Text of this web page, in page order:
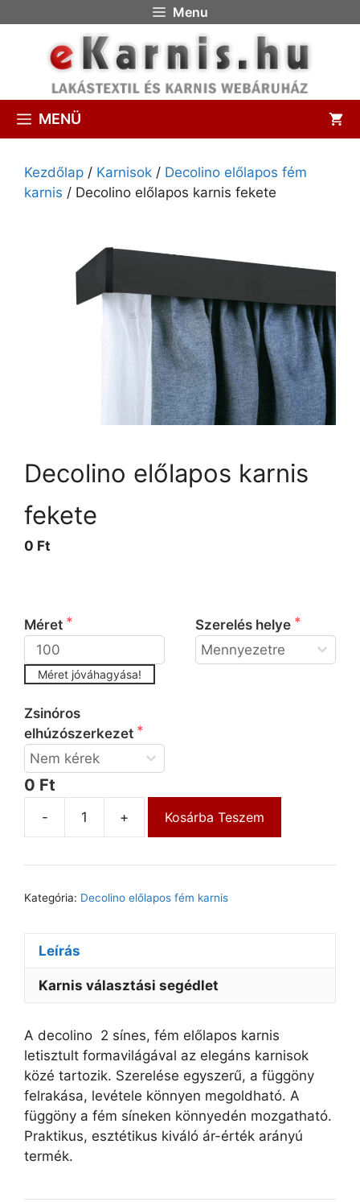
Menu
MENÜ
Kezdőlap / Karnisok / Decolino előlapos fém
karnis / Decolino előlapos karnis fekete
Decolino előlapos karnis
fekete
0 Ft
Méret
Szerelés helye
Méret jóváhagyása!
Zsinóros
elhúzószerkezet
0 Ft
- + Kosárba Teszem
Kategória: Decolino előlapos fém karnis
Leírás
Karnis választási segédlet
A decolino 2 sínes, fém előlapos karnis
letisztult formavilágával az elegáns karnisok
közé tartozik. Szerelése egyszerű, a függöny
felrakása, levétele könnyen megoldható. A
függöny a fém síneken könnyedén mozgatható.
Praktikus, esztétikus kiváló ár-érték arányú
termék.